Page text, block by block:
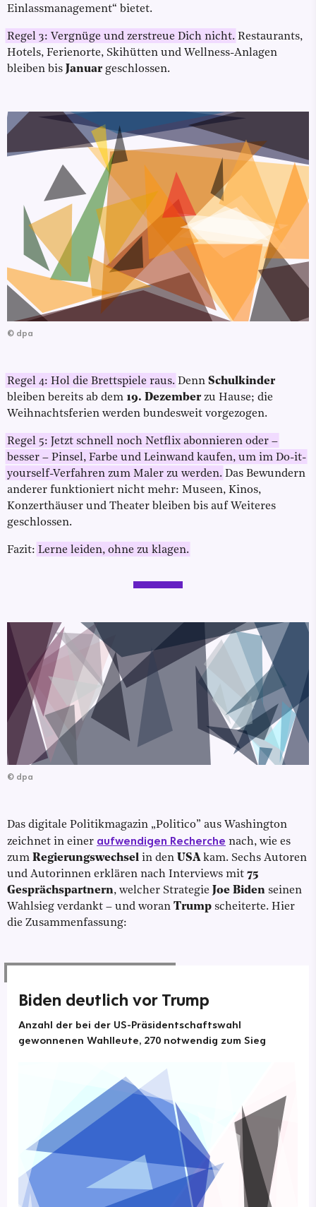
Einlassmanagement“ bietet.
Regel 3: Vergnüge und zerstreue Dich nicht. Restaurants,
Hotels, Ferienorte, Skihütten und Wellness-Anlagen
bleiben bis Januargeschlossen.
© dpa
Regel 4: Hol die Brettspiele raus. Denn Schulkinder
bleiben bereits ab dem 19. Dezemberzu Hause; die
Weihnachtsferien werden bundesweit vorgezogen.
Regel 5: Jetzt schnell noch Netflix abonnieren oder –
besser – Pinsel, Farbe und Leinwand kaufen, um im Do-it-
yourself-Verfahren zum Maler zu werden. Das Bewundern
anderer funktioniert nicht mehr: Museen, Kinos,
Konzerthäuser und Theater bleiben bis auf Weiteres
geschlossen.
Fazit: Lerne leiden, ohne zu klagen.
© dpa
Das digitale Politikmagazin „Politico” aus Washington
zeichnet in einer aufwendigen Recherche nach, wie es
zum Regierungswechsel in den USAkam. Sechs Autoren
und Autorinnen erklären nach Interviews mit 75
Gesprächspartnern, welcher Strategie Joe Biden seinen
Wahlsieg verdankt – und woran Trump scheiterte. Hier
die Zusammenfassung:
Biden deutlich vor Trump
Anzahl der bei der US-Präsidentschaftswahl
gewonnenen Wahlleute, 270 notwendig zum Sieg